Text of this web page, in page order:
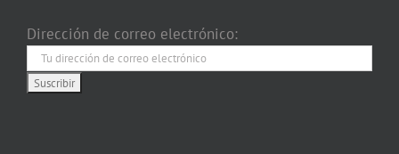
Dirección de correo electrónico: